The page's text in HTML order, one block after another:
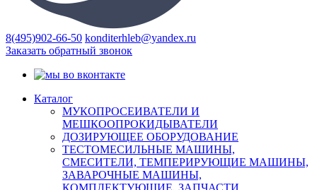
8(495)902-66-50 konditerhleb@yandex.ru
Заказать обратный звонок
Каталог
МУКОПРОСЕИВАТЕЛИ И
МЕШКООПРОКИДЫВАТЕЛИ
ДОЗИРУЮЩЕЕ ОБОРУДОВАНИЕ
ТЕСТОМЕСИЛЬНЫЕ МАШИНЫ,
СМЕСИТЕЛИ, ТЕМПЕРИРУЮЩИЕ МАШИНЫ,
ЗАВАРОЧНЫЕ МАШИНЫ,
КОМПЛЕКТУЮЩИЕ, ЗАПЧАСТИ